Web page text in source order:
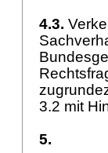
4.3.
3.2 mit
5.